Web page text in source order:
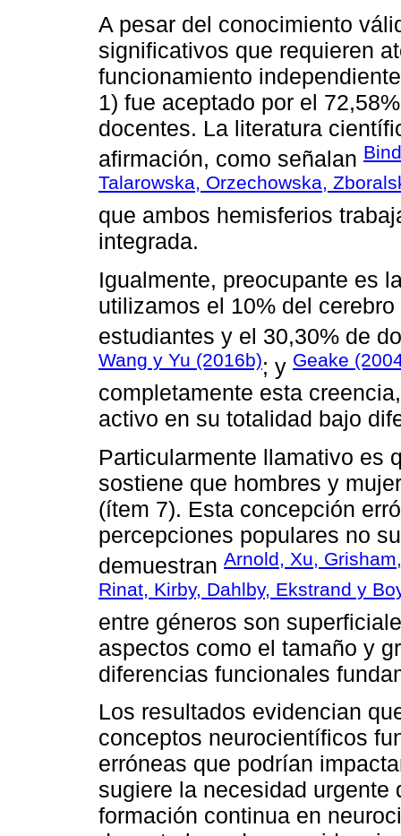
A pesar del conocimiento
significativos que requieren
funcionamiento
1) fue aceptado por el
docentes. La literatura
afirmación, como señalan
Talarowska, Orzechowska,
que ambos hemisferios
integrada.
Igualmente, preocupante es
utilizamos el 10% del
estudiantes y el 30,30% de
Wang y Yu (2016b); y Geake
completamente esta
activo en su totalidad bajo
Particularmente llamativo es
sostiene que hombres y
(ítem 7). Esta concepción
percepciones populares no
demuestran Arnold, Xu,
Rinat, Kirby, Dahlby, Ekstrand y
entre géneros son
aspectos como el tamaño y
diferencias funcionales
Los resultados evidencian
conceptos neurocientíficos
erróneas que podrían
sugiere la necesidad urgente
formación continua en